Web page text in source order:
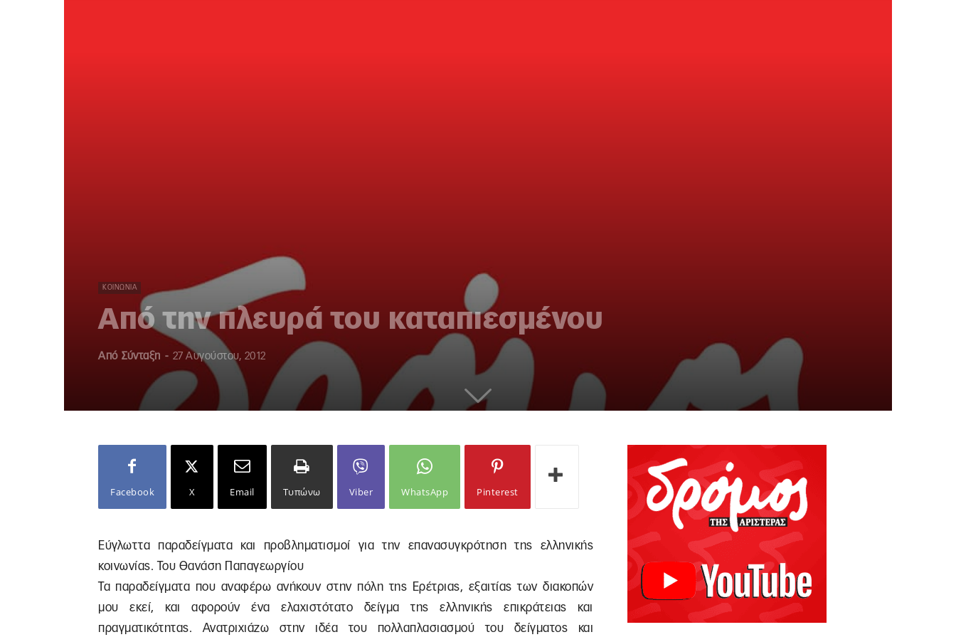
ΚΟΙΝΩΝΊΑ
Από την πλευρά του καταπιεσμένου
Από Σύνταξη - 27 Αυγούστου, 2012
Facebook X Email Τυπώνω Viber WhatsApp Pinterest
Εύγλωττα παραδείγματα και προβληματισμοί για την επανασυγκρότηση της ελληνικής
κοινωνίας. Του Θανάση Παπαγεωργίου
Τα παραδείγματα που αναφέρω ανήκουν στην πόλη της Ερέτριας, εξαιτίας των διακοπών
μου εκεί, και αφορούν ένα ελαχιστότατο δείγμα της ελληνικής επικράτειας και
πραγματικότητας. Ανατριχιάζω στην ιδέα του πολλαπλασιασμού του δείγματος και